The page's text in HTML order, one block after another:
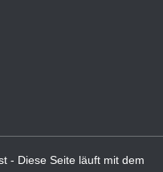
- Diese Seite läuft mit dem